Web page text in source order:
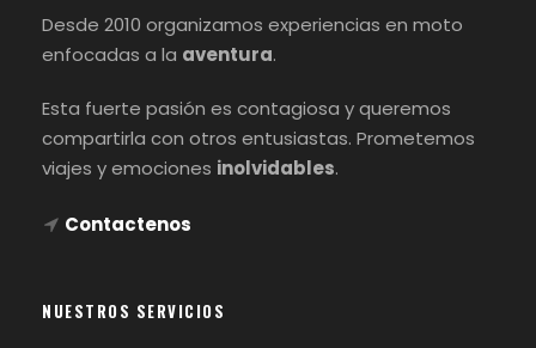
Desde 2010 organizamos experiencias en moto
enfocadas a la aventura.
Esta fuerte pasión es contagiosa y queremos
compartirla con otros entusiastas. Prometemos
viajes y emociones inolvidables.
Contactenos
NUESTROS SERVICIOS